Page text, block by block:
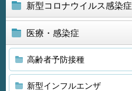
新型コロナウイルス感染症
医療・感染症
高齢者予防接種
新型インフルエンザ